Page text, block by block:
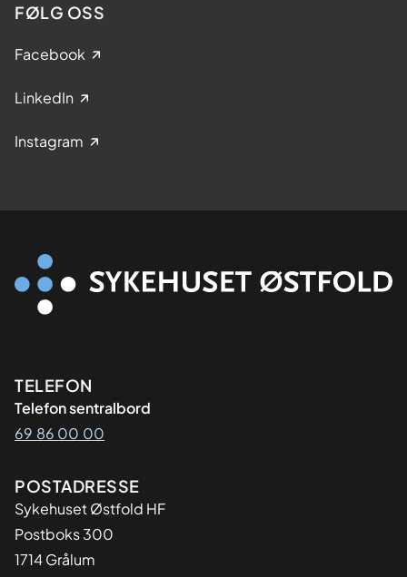
FØLG OSS
Facebook
LinkedIn
Instagram
Kontaktinformasjon
TELEFON
Telefon sentralbord
69 86 00 00
Adresse
POSTADRESSE
Sykehuset Østfold HF
Postboks 300
1714 Grålum